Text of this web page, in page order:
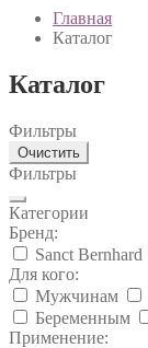
Главная
Каталог
Каталог
Фильтры
Очистить
Фильтры
Категории
Бренд:
Sanct Bernhard
Для кого:
Мужчинам
Беременным
Применение: